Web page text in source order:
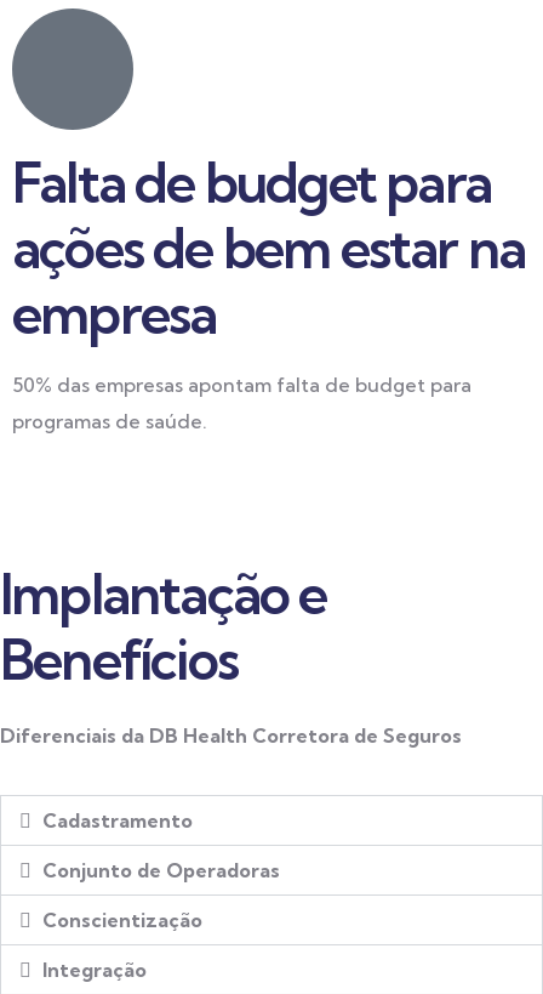
Falta de budget para
ações de bem estar na
empresa
50% das empresas apontam falta de budget para
programas de saúde.
Implantação e
Benefícios
Diferenciais da DB Health Corretora de Seguros
Cadastramento
Conjunto de Operadoras
Conscientização
Integração